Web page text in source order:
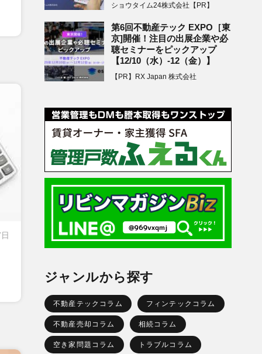
ショウタイム24株式会社【PR】
第6回不動産テック EXPO［東
京]開催！注目の出展企業や必
聴セミナーをピックアップ
【12/10（水）-12（金）】
【PR】RX Japan 株式会社
ジャンルから探す
不動産テックコラム フィンテックコラム
不動産売却コラム 相続コラム
空き家問題コラム トラブルコラム